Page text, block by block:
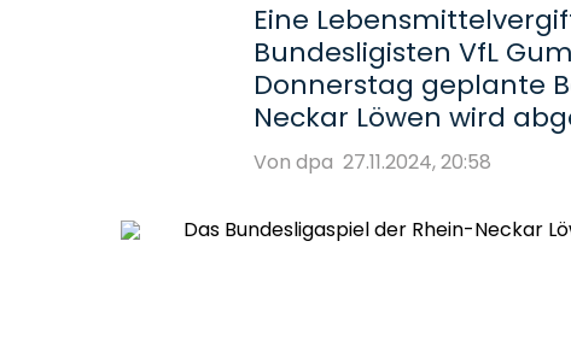
Eine
Bundesligisten VfL
Donnerstag geplante
Neckar Löwen wird
Von dpa 27.11.2024, 20:58